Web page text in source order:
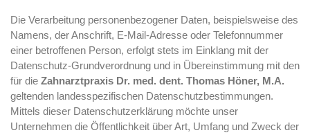
Die Verarbeitung personenbezogener Daten, beispielsweise des
Namens, der Anschrift, E-Mail-Adresse oder Telefonnummer
einer betroffenen Person, erfolgt stets im Einklang mit der
Datenschutz-Grundverordnung und in Übereinstimmung mit den
für die Zahnarztpraxis Dr. med. dent. Thomas Höner, M.A.
geltenden landesspezifischen Datenschutzbestimmungen.
Mittels dieser Datenschutzerklärung möchte unser
Unternehmen die Öffentlichkeit über Art, Umfang und Zweck der